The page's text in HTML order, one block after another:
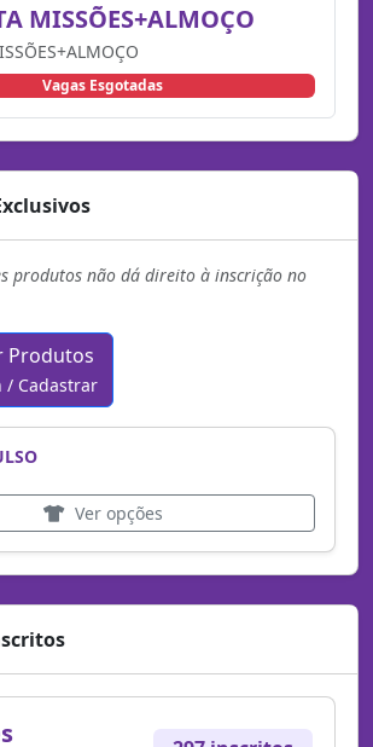
MISSÕES+ALMOÇO
Vagas Esgotadas
produtos não dá direito à inscrição no
Produtos
/ Cadastrar
Ver opções